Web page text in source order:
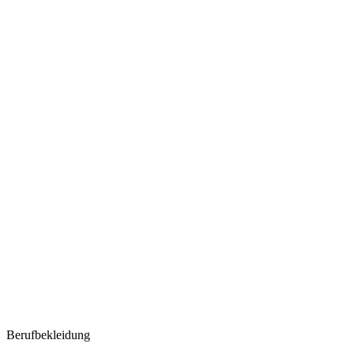
Berufbekleidung